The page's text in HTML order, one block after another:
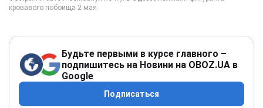
Будьте первыми в курсе главного –
подпишитесь на Новини на OBOZ.UA в
Google
Подписаться